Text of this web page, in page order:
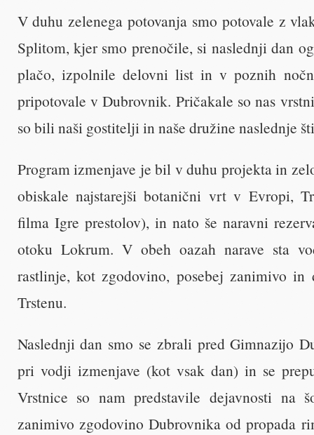
V duhu zelenega potovanja smo potovale z
Splitom, kjer smo prenočile, si naslednji dan
plačo, izpolnile delovni list in v poznih
pripotovale v Dubrovnik. Pričakale so nas
so bili naši gostitelji in naše družine naslednje
Program izmenjave je bil v duhu projekta in
obiskale najstarejši botanični vrt v Evropi,
filma Igre prestolov), in nato še naravni
otoku Lokrum. V obeh oazah narave sta
rastlinje, kot zgodovino, posebej zanimivo
Trstenu.
Naslednji dan smo se zbrali pred Gimnazijo
pri vodji izmenjave (kot vsak dan) in se
Vrstnice so nam predstavile dejavnosti na
zanimivo zgodovino Dubrovnika od propada